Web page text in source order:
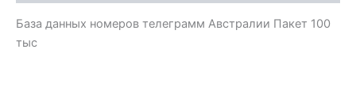
База данных номеров телеграмм Австралии Пакет 100
тыс